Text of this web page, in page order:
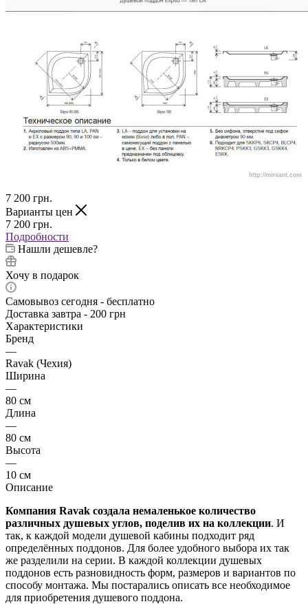
7 200 грн.
Варианты цен
7 200 грн.
Подробности
Нашли дешевле?
Хочу в подарок
Самовывоз сегодня - бесплатно
Доставка завтра - 200 грн
Характеристики
Бренд
—
Ravak (Чехия)
Ширина
—
80 см
Длина
—
80 см
Высота
—
10 см
Описание
Компания Ravak создала немаленькое количество
различных душевых углов, поделив их на коллекции. И
так, к каждой модели душевой кабины подходит ряд
определённых поддонов. Для более удобного выбора их так
же разделили на серии. В каждой коллекции душевых
поддонов есть разновидность форм, размеров и вариантов по
способу монтажа. Мы постарались описать все необходимое
для приобретения душевого поддона.